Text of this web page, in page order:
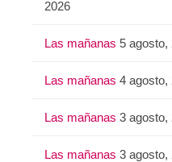
2026
Las mañanas 5 agosto,
Las mañanas 4 agosto,
Las mañanas 3 agosto,
Las mañanas 3 agosto,